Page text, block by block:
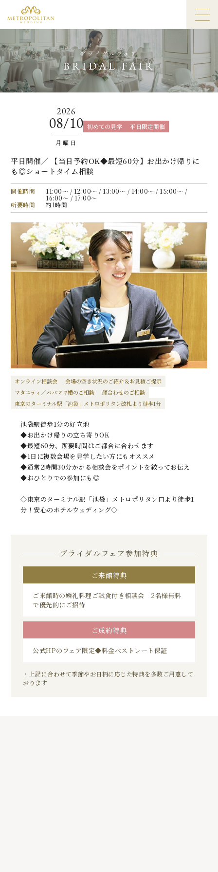
ブライダルフェア
BRIDAL FAIR
2026
08/10
月曜日
初めての見学 平日限定開催
平日開催／ 【当日予約OK◆最短60分】お出かけ帰りに
も◎ショートタイム相談
開催時間
11:00〜 / 12:00〜 / 13:00〜 / 14:00〜 / 15:00〜 /
16:00〜 / 17:00〜
所要時間
約1時間
オンライン相談会
会場の空き状況のご紹介＆お見積ご提示
マタニティ／パパママ婚のご相談
顔合わせのご相談
東京のターミナル駅「池袋」メトロポリタン改札より徒歩1分
池袋駅徒歩1分の好立地
◆お出かけ帰りの立ち寄りOK
◆最短60分、所要時間はご都合に合わせます
◆1日に複数会場を見学したい方にもオススメ
◆通常2時間30分かかる相談会をポイントを絞ってお伝え
◆おひとりでの参加にも◎
◇東京のターミナル駅「池袋」メトロポリタン口より徒歩1
分！安心のホテルウェディング◇
ブライダルフェア参加特典
ご来館特典
ご来館時の婚礼料理ご試食付き相談会 2名様無料
で優先的にご招待
ご成約特典
公式HPのフェア限定◆料金ベストレート保証
・上記に合わせて季節やお日柄に応じた特典を多数ご用意して
おります